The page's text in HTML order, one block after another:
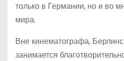
только в Германии, но и во
мира.
Вне кинематографа,
занимается